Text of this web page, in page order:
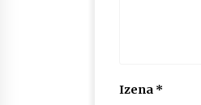
Izena *